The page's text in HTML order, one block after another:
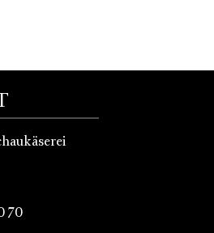
70